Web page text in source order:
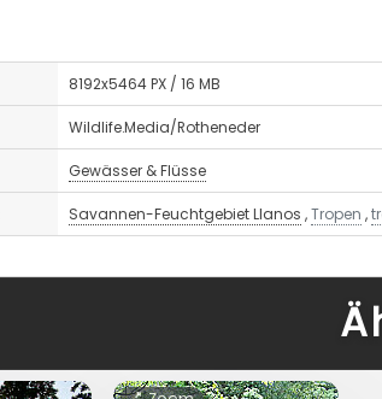
8192x5464 PX / 16 MB
Wildlife.Media/Rotheneder
Gewässer & Flüsse
Savannen-Feuchtgebiet Llanos ,Tropen ,